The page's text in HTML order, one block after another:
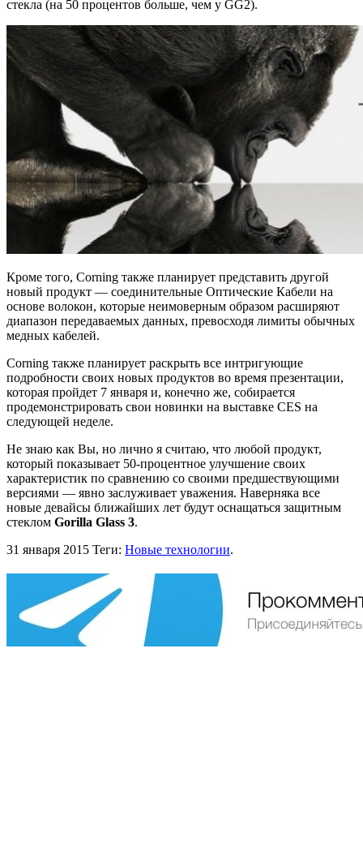
стекла (на 50 процентов больше, чем у GG2).
Кроме того, Corning также планирует представить другой
новый продукт — соединительные Оптические Кабели на
основе волокон, которые неимоверным образом расширяют
диапазон передаваемых данных, превосходя лимиты обычных
медных кабелей.
Corning также планирует раскрыть все интригующие
подробности своих новых продуктов во время презентации,
которая пройдет 7 января и, конечно же, собирается
продемонстрировать свои новинки на выставке CES на
следующей неделе.
Не знаю как Вы, но лично я считаю, что любой продукт,
который показывает 50-процентное улучшение своих
характеристик по сравнению со своими предшествующими
версиями — явно заслуживает уважения. Наверняка все
новые девайсы ближайших лет будут оснащаться защитным
стеклом Gorilla Glass 3.
31 января 2015 Теги: Новые технологии.